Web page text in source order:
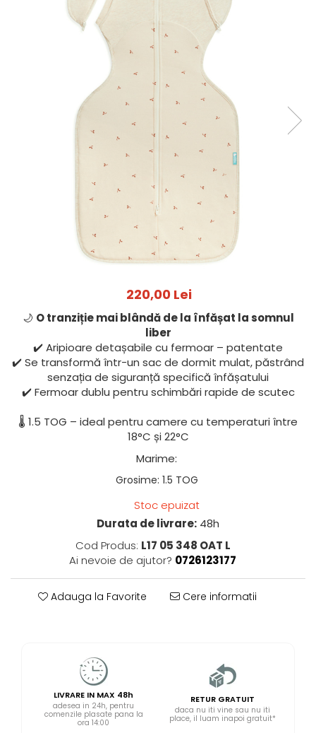
Jucarii pentru dentitie
CHARLIE BANANA
Sac de dormit cu piciorușe
Sac de dormit pentru tranziție
Sac de dormit nou nascut
MY CARRY POTTY
Chilotei de antrenament la olita
Olite si reductoare
220,00 Lei
🌙 O tranziție mai blândă de la înfășat la somnul
liber
✔️ Aripioare detașabile cu fermoar – patentate
✔️ Se transformă într-un sac de dormit mulat, păstrând
senzația de siguranță specifică înfășatului
✔️ Fermoar dublu pentru schimbări rapide de scutec
🌡️ 1.5 TOG – ideal pentru camere cu temperaturi între
18°C și 22°C
Marime:
Grosime: 1.5 TOG
Stoc epuizat
Durata de livrare: 48h
Cod Produs: L17 05 348 OAT L
Ai nevoie de ajutor? 0726123177
Adauga la Favorite Cere informatii
LIVRARE IN MAX 48h
adesea in 24h, pentru
comenzile plasate pana la
ora 14:00
RETUR GRATUIT
daca nu iti vine sau nu iti
place, il luam inapoi gratuit*